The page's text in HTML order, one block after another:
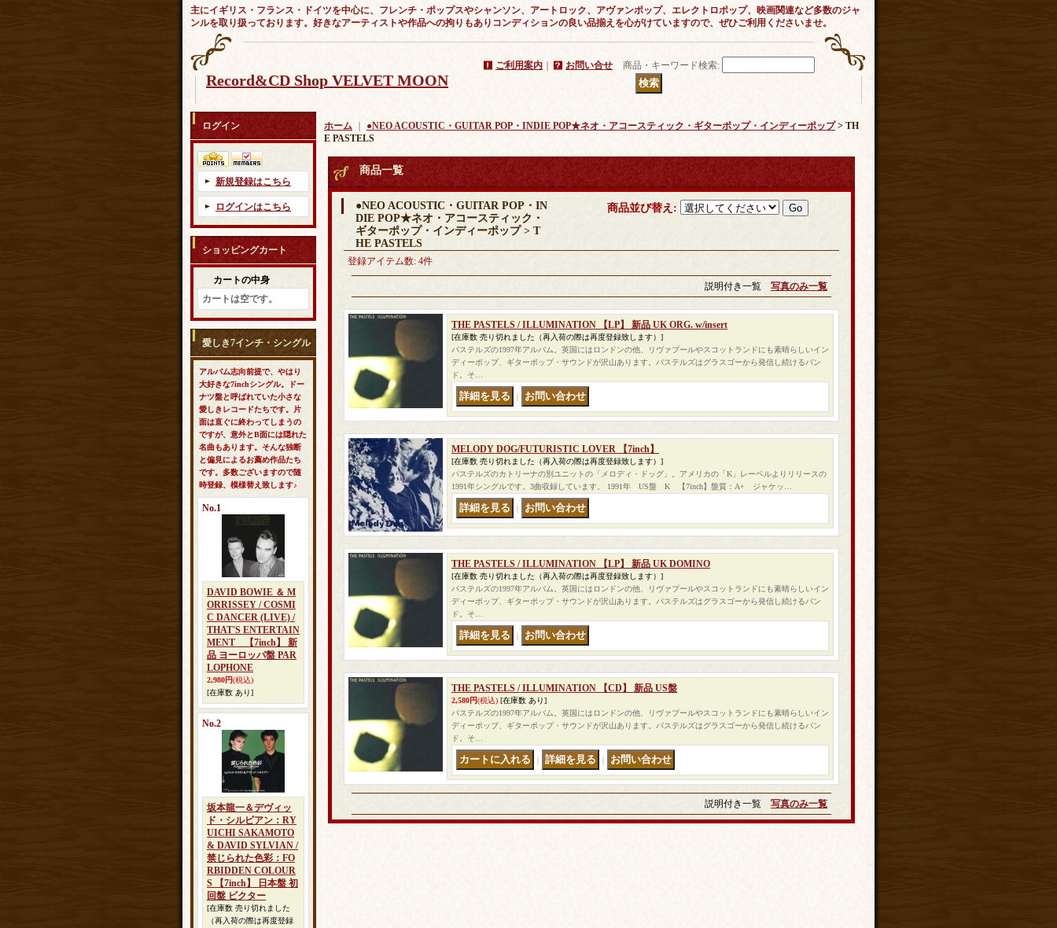
主にイギリス・フランス・ドイツを中心に、フレンチ・ポップスやシャンソン、アートロック、アヴァンポップ、エレクトロポップ、映画関連など多数のジャ
ンルを取り扱っております。好きなアーティストや作品への拘りもありコンディションの良い品揃えを心がけていますので、ぜひご利用くださいませ。
Record&CD Shop VELVET MOON
ご利用案内 お問い合せ 商品・キーワード検索:
ログイン
新規登録はこちら
ログインはこちら
ショッピングカート
カートの中身
カートは空です。
愛しき7インチ・シングル
アルバム志向前提で、やはり
大好きな7inchシングル。ドー
ナツ盤と呼ばれていた小さな
愛しきレコードたちです。片
面は直ぐに終わってしまうの
ですが、意外とB面には隠れた
名曲もあります。そんな独断
と偏見によるお薦め作品たち
です。多数ございますので随
時登録、模様替え致します♪
No.1
DAVID BOWIE ＆ M
ORRISSEY / COSMI
C DANCER (LIVE) /
THAT'S ENTERTAIN
MENT 【7inch】 新
品 ヨーロッパ盤 PAR
LOPHONE
2,980円(税込)
[在庫数 あり]
No.2
坂本龍一＆デヴィッ
ド・シルビアン：RY
UICHI SAKAMOTO
& DAVID SYLVIAN /
禁じられた色彩：FO
RBIDDEN COLOUR
S 【7inch】 日本盤 初
回盤 ビクター
[在庫数 売り切れました
（再入荷の際は再度登録
ホーム ●NEO ACOUSTIC・GUITAR POP・INDIE POP★ネオ・アコースティック・ギターポップ・インディーポップ> TH
E PASTELS
商品一覧
●NEO ACOUSTIC・GUITAR POP・IN
DIE POP★ネオ・アコースティック・
ギターポップ・インディーポップ > T
HE PASTELS
商品並び替え :
登録アイテム数: 4件
説明付き一覧 写真のみ一覧
THE PASTELS / ILLUMINATION 【LP】 新品 UK ORG. w/insert
[在庫数 売り切れました（再入荷の際は再度登録致します）]
パステルズの1997年アルバム。英国にはロンドンの他、リヴァプールやスコットランドにも素晴らしいイン
ディーポップ、ギターポップ・サウンドが沢山あります。パステルズはグラスゴーから発信し続けるバン
ド。そ…
MELODY DOG/FUTURISTIC LOVER 【7inch】
[在庫数 売り切れました（再入荷の際は再度登録致します）]
パステルズのカトリーナの別ユニットの「メロディ・ドッグ」。アメリカの「K」レーベルよりリリースの
1991年シングルです。3曲収録しています。 1991年 US盤 K 【7inch】盤質：A+ ジャケッ…
THE PASTELS / ILLUMINATION 【LP】 新品 UK DOMINO
[在庫数 売り切れました（再入荷の際は再度登録致します）]
パステルズの1997年アルバム。英国にはロンドンの他、リヴァプールやスコットランドにも素晴らしいイン
ディーポップ、ギターポップ・サウンドが沢山あります。パステルズはグラスゴーから発信し続けるバン
ド。そ…
THE PASTELS / ILLUMINATION 【CD】 新品 US盤
2,580円(税込) [在庫数 あり]
パステルズの1997年アルバム。英国にはロンドンの他、リヴァプールやスコットランドにも素晴らしいイン
ディーポップ、ギターポップ・サウンドが沢山あります。パステルズはグラスゴーから発信し続けるバン
ド。そ…
説明付き一覧 写真のみ一覧